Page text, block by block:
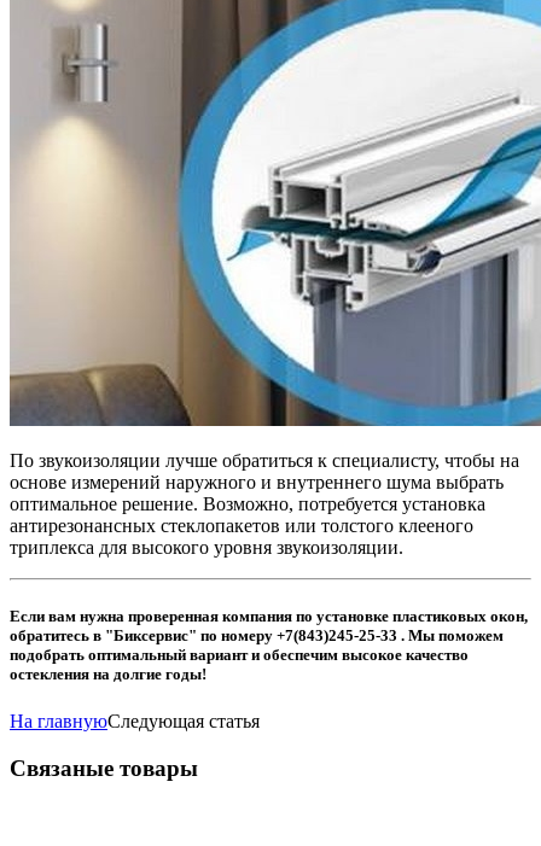
По звукоизоляции лучше обратиться к специалисту, чтобы на
основе измерений наружного и внутреннего шума выбрать
оптимальное решение. Возможно, потребуется установка
антирезонансных стеклопакетов или толстого клееного
триплекса для высокого уровня звукоизоляции.
Если вам нужна проверенная компания по установке пластиковых окон,
обратитесь в "Биксервис" по номеру +7(843)245-25-33 . Мы поможем
подобрать оптимальный вариант и обеспечим высокое качество
остекления на долгие годы!
На главнуюСледующая статья
Связаные товары